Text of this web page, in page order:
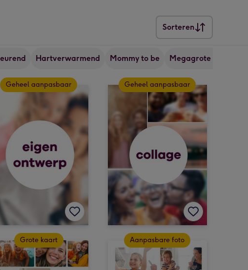
Sorteren
Sorteren
Hartverwarmend Mommy to be Megagrote kaarten
Geheel aanpasbaar Geheel aanpasbaar
Grote kaart Aanpasbare foto